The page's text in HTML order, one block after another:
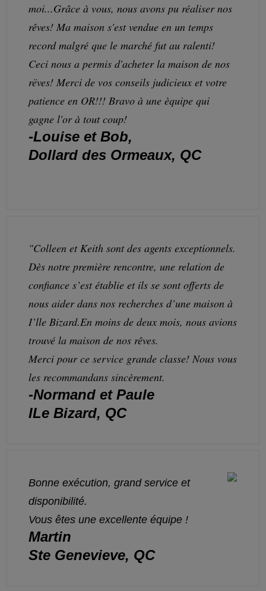
moi...Grâce à vous, nous avons pu réaliser nos
rêves! Ma maison s'est vendue en un temps
record malgré que le marché fut au ralenti!
Ceci nous a permis d'acheter la maison de nos
rëves! Merci de vos conseils judicieux et votre
patience en OR!!! Bravo à une èquipe qui
gagne l'or à tout coup!
-Louise et Bob,
Dollard des Ormeaux, QC
"Colleen et Keith sont des agents exceptionnels.
Dès notre première rencontre, une relation de
confiance s’est établie et ils se sont offerts de
nous aider dans nos recherches d’une maison à
I’lle Bizard.En moins de deux mois, nous avions
trouvé la maison de nos rêves.
Merci pour ce service grande classe! Nous vous
les recommandans sincèrement.
-Normand et Paule
ILe Bizard, QC
Bonne exécution, grand service et
disponibilité.
Vous êtes une excellente équipe !
Martin
Ste Genevieve, QC